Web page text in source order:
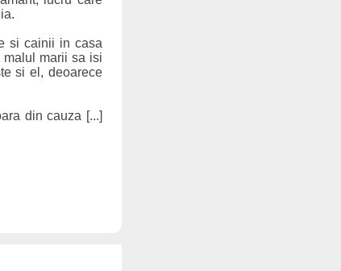
si cainii in casa
malul marii sa isi
si el, deoarece
din cauza [...]